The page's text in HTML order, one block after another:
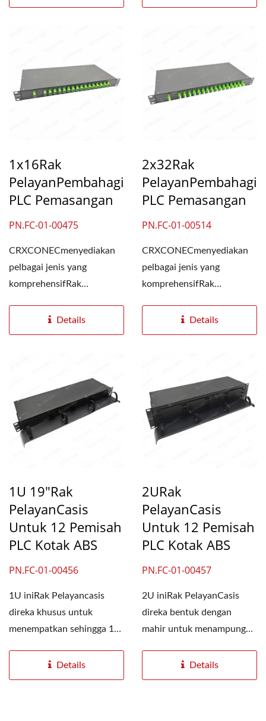
1x16Rak
PelayanPembahagi
PLC Pemasangan
PN.FC-01-00475
CRXCONECmenyediakan
pelbagai jenis yang
komprehensifRak
PLC dengan...Details
2x32Rak
PelayanPembahagi
PLC Pemasangan
PN.FC-01-00514
CRXCONECmenyediakan
pelbagai jenis yang
komprehensifRak
PLC dengan...Details
1U 19"Rak
PelayanCasis
Untuk 12 Pemisah
PLC Kotak ABS
PN.FC-01-00456
1U iniRak Pelayancasis
direka khusus untuk
menempatkan sehingga 12
Details
2URak
PelayanCasis
Untuk 12 Pemisah
PLC Kotak ABS
PN.FC-01-00457
2U iniRak PelayanCasis
direka bentuk dengan
mahir untuk menampung
PLC kotak...Details